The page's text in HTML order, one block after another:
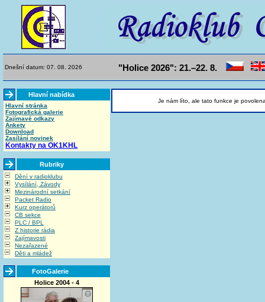
Dnešní datum: 07. 08. 2026 "Holice 2026": 21.–22. 8.
Hlavní nabídka
Hlavní stránka
Fotografická galerie
Zajímavé odkazy
Ankety
Download
Zasílání novinek
Kontakty na OK1KHL
Rubriky
Dění v radioklubu
Vysílání, Závody
Mezinárodní setkání
Packet Radio
Kurz operátorů
CB sekce
PLC / BPL
Z historie rádia
Zajímavosti
Nezařazené
Děti a mládež
FotoGalerie
Holice 2004 - 4
Je nám líto, ale tato funkce je